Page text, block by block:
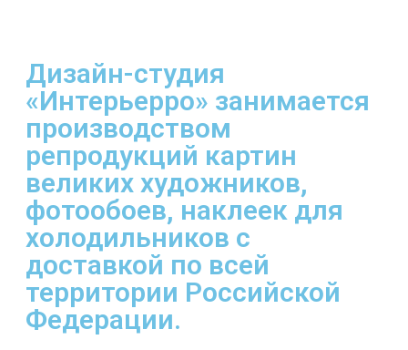
Дизайн-студия
«Интерьерро» занимается
производством
репродукций картин
великих художников,
фотообоев, наклеек для
холодильников с
доставкой по всей
территории Российской
Федерации.